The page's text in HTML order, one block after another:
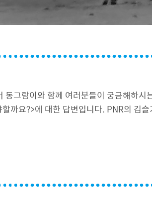
그람이와 함께 여러분들이 궁금해하시
까요?>에 대한 답변입니다. PNR의 김